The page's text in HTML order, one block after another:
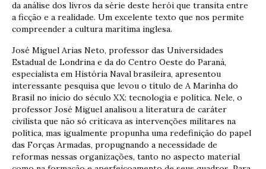
da análise dos livros da série deste herói que transita entre
a ficção e a realidade. Um excelente texto que nos permite
compreender a cultura marítima inglesa.
José Miguel Arias Neto, professor das Universidades
Estadual de Londrina e da do Centro Oeste do Paraná,
especialista em História Naval brasileira, apresentou
interessante pesquisa que levou o título de A Marinha do
Brasil no início do século XX: tecnologia e política. Nele, o
professor José Miguel analisou a literatura de caráter
civilista que não só criticava as intervenções militares na
política, mas igualmente propunha uma redefinição do papel
das Forças Armadas, propugnando a necessidade de
reformas nessas organizações, tanto no aspecto material